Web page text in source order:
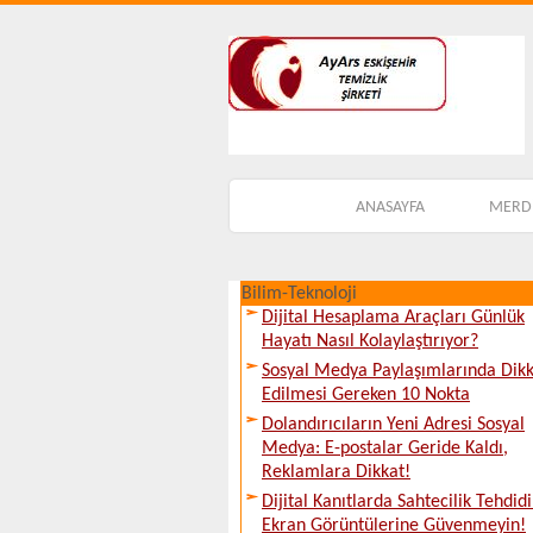
ANASAYFA
Bilim-Teknoloji
Dijital Hesaplama Araçları Günlük
Hayatı Nasıl Kolaylaştırıyor?
Sosyal Medya Paylaşımlarında
Edilmesi Gereken 10 Nokta
Dolandırıcıların Yeni Adresi Sosyal
Medya: E-postalar Geride Kaldı,
Reklamlara Dikkat!
Dijital Kanıtlarda Sahtecilik
Ekran Görüntülerine Güvenmeyin!